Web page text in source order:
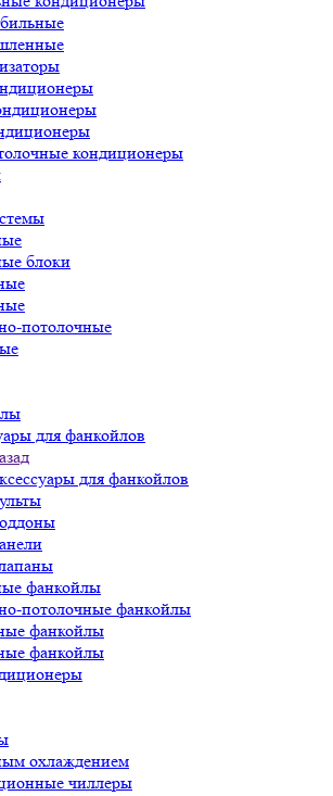
кондиционеры
блоки
потолочные
для фанкойлов
для фанкойлов
фанкойлы
потолочные фанкойлы
фанкойлы
фанкойлы
охлаждением
чиллеры